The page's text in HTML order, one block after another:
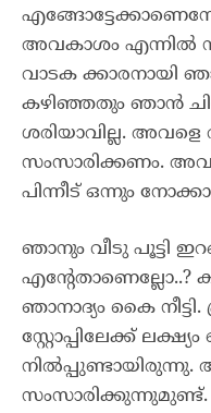
അവകാശം എന്നിൽ
വാടക ക്കാരനായി
കഴിഞ്ഞതും ഞാൻ
ശരിയാവില്ല.
സംസാരിക്കണം.
പിന്നീട് ഒന്നും
ഞാനും വീടു പൂട്ടി
എന്റേതാണെല്ലോ..?
ഞാനാദ്യം കൈ
സ്റ്റോപ്പിലേക്ക്